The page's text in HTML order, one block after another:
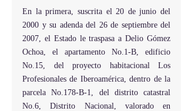
En la primera, suscrita el 20 de junio del
2000 y su adenda del 26 de septiembre del
2007, el Estado le traspasa a Delio Gómez
Ochoa, el apartamento No.1-B, edificio
No.15, del proyecto habitacional Los
Profesionales de Iberoamérica, dentro de la
parcela No.178-B-1, del distrito catastral
No.6, Distrito Nacional, valorado en